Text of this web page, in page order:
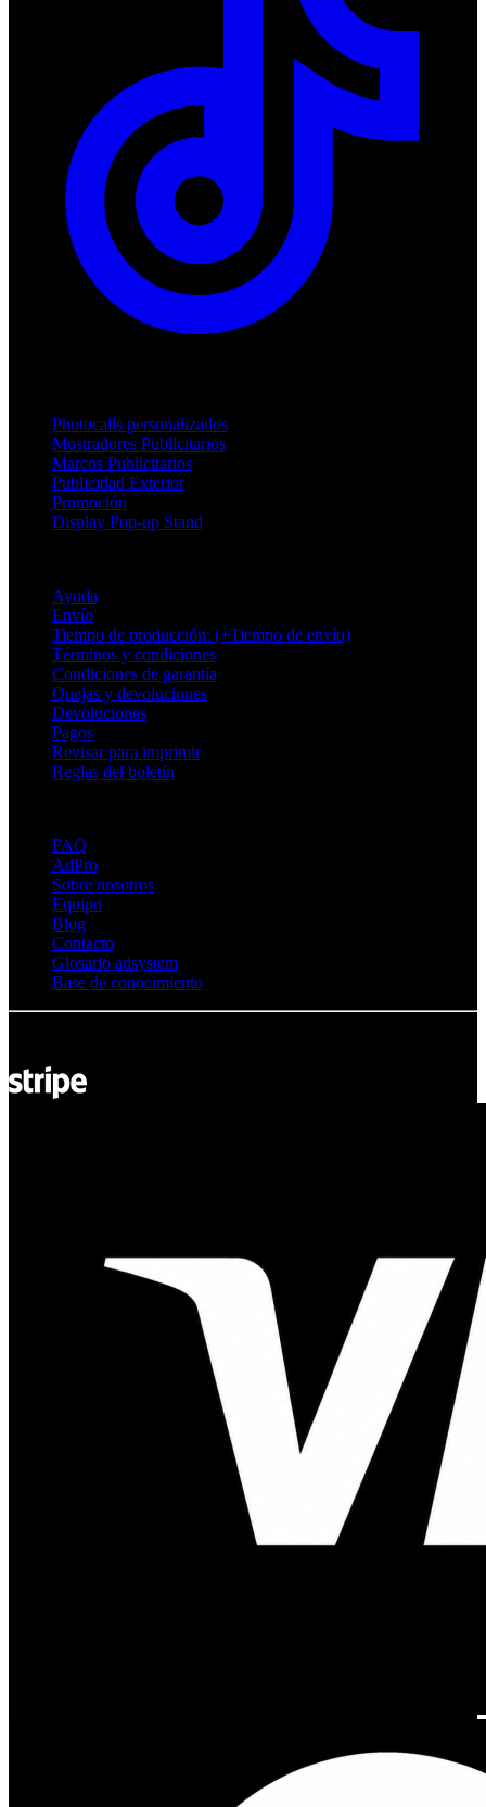
Photocalls personalizados
Mostradores Publicitarios
Marcos Publicitarios
Publicidad Exterior
Promoción
Display Pop-up Stand
Ayuda
Envío
Tiempo de producción: (+Tiempo de envío)
Términos y condiciones
Condiciones de garantía
Quejas y devoluciones
Devoluciones
Pagos
Revisar para imprimir
Reglas del boletín
FAQ
AdPro
Sobre nosotros
Equipo
Blog
Contacto
Glosario adsystem
Base de conocimiento